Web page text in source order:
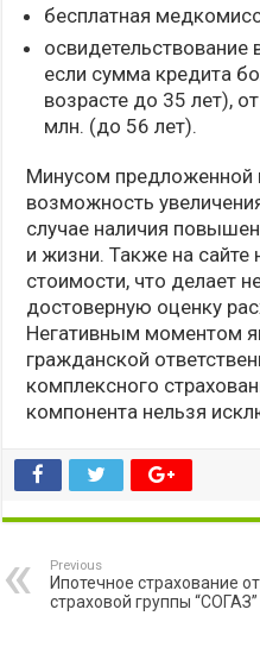
бесплатная
освидетельствование
если сумма кредита
возрасте до 35 лет),
млн. (до 56 лет).
Минусом предложенной
возможность
случае наличия
и жизни. Также на сайте
стоимости, что делает
достоверную оценку
Негативным моментом
гражданской
комплексного
компонента нельзя
Previous
Ипотечное страхование от
страховой группы “СОГАЗ”